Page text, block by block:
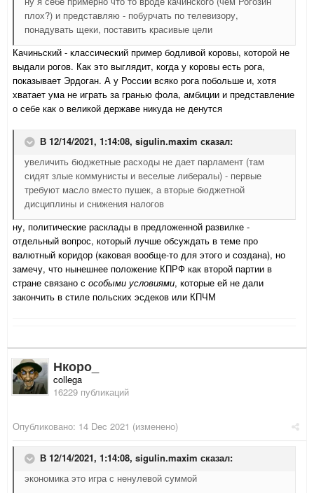
плох?) и представляю - побурчать по телевизору,
понадувать щеки, поставить красивые цели
Качиньский - классический пример бодливой коровы, которой не
выдали рогов. Как это выглядит, когда у коровы есть рога,
показывает Эрдоган. А у России всяко рога побольше и, хотя
хватает ума не играть за гранью фола, амбиции и представление
о себе как о великой державе никуда не денутся
В 12/14/2021, 1:14:08, sigulin.maxim сказал:
увеличить бюджетные расходы не дает парламент (там
сидят злые коммунисты и веселые либералы) - первые
требуют масло вместо пушек, а вторые бюджетной
дисциплины и снижения налогов
ну, политические расклады в предложенной развилке -
отдельный вопрос, который лучше обсуждать в теме про
валютный коридор (каковая вообще-то для этого и создана), но
замечу, что нынешнее положение КПРФ как второй партии в
стране связано с особыми условиями, которые ей не дали
закончить в стиле польских эсдеков или КПЧМ
Нкоро_
collega
16229 публикаций
Опубликовано: 14 Dec 2021 (изменено)
В 12/14/2021, 1:14:08, sigulin.maxim сказал:
экономика это игра с ненулевой суммой